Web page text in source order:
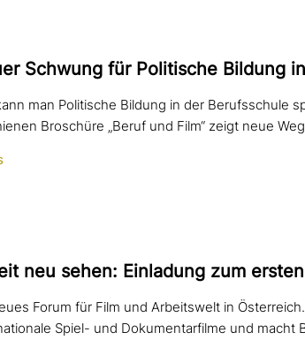
Schwung für Politische Bildung
man Politische Bildung in der Berufsschule
Broschüre „Beruf und Film“ zeigt neue
neu sehen: Einladung zum
Forum für Film und Arbeitswelt in
Spiel- und Dokumentarfilme und macht